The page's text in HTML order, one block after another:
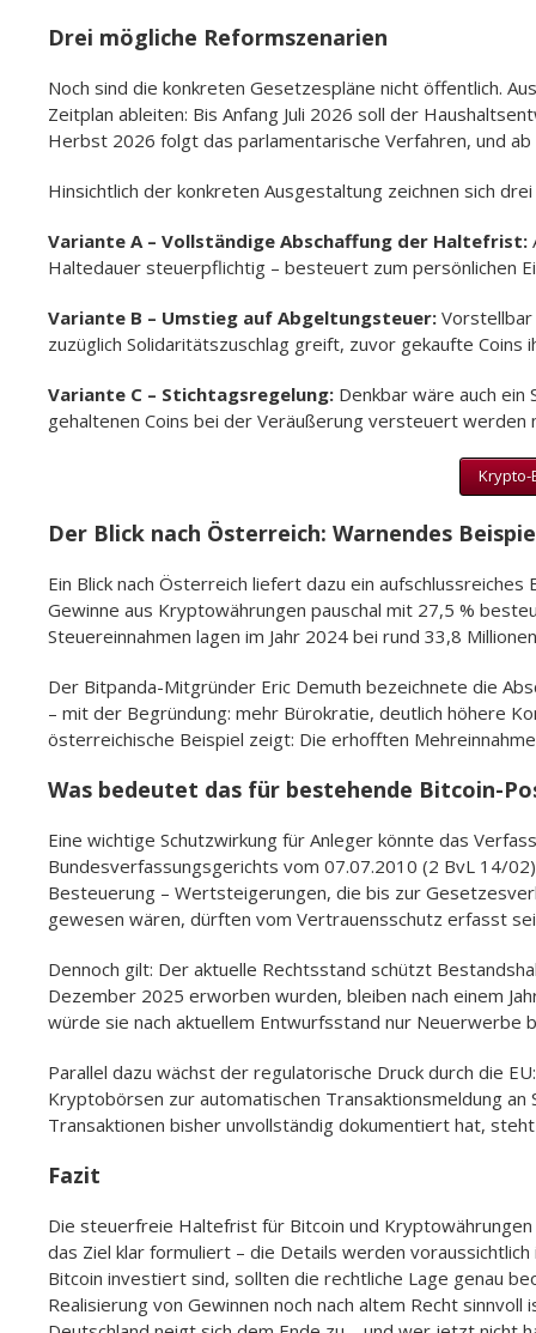
Drei mögliche Reformszenarien
Noch sind die konkreten Gesetzespläne nicht öffentlich.
Zeitplan ableiten: Bis Anfang Juli 2026 soll der
Herbst 2026 folgt das parlamentarische Verfahren, und
Hinsichtlich der konkreten Ausgestaltung zeichnen sich
Variante A – Vollständige Abschaffung der Haltefrist:
Haltedauer steuerpflichtig – besteuert zum persönlichen
Variante B – Umstieg auf Abgeltungsteuer:
zuzüglich Solidaritätszuschlag greift, zuvor gekaufte Coins
Variante C – Stichtagsregelung: Denkbar wäre auch ein
gehaltenen Coins bei der Veräußerung versteuert werden
Krypto-
Der Blick nach Österreich: Warnendes
Ein Blick nach Österreich liefert dazu ein
Gewinne aus Kryptowährungen pauschal mit 27,5 %
Steuereinnahmen lagen im Jahr 2024 bei rund 33,8
Der Bitpanda-Mitgründer Eric Demuth bezeichnete die
– mit der Begründung: mehr Bürokratie, deutlich höhere
österreichische Beispiel zeigt: Die erhofften
Was bedeutet das für bestehende Bitcoin-
Eine wichtige Schutzwirkung für Anleger könnte das
Bundesverfassungsgerichts vom 07.07.2010 (2 BvL 14/
Besteuerung – Wertsteigerungen, die bis zur
gewesen wären, dürften vom Vertrauensschutz erfasst
Dennoch gilt: Der aktuelle Rechtsstand schützt
Dezember 2025 erworben wurden, bleiben nach einem
würde sie nach aktuellem Entwurfsstand nur Neuerwerbe
Parallel dazu wächst der regulatorische Druck durch die
Kryptobörsen zur automatischen Transaktionsmeldung
Transaktionen bisher unvollständig dokumentiert hat,
Fazit
Die steuerfreie Haltefrist für Bitcoin und
das Ziel klar formuliert – die Details werden
Bitcoin investiert sind, sollten die rechtliche Lage genau
Realisierung von Gewinnen noch nach altem Recht